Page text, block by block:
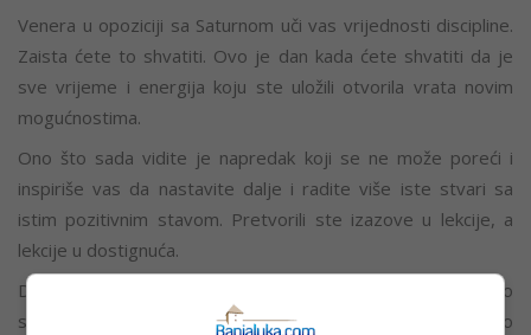
Venera u opoziciji sa Saturnom uči vas vrijednosti discipline.
Zaista ćete to shvatiti. Ovo je dan kada ćete shvatiti da je
sve vrijeme i energija koju ste uložili otvorila vrata novim
mogućnostima.
Ono što sada vidite je napredak koji se ne može poreći i
inspiriše vas da nastavite dalje i radite više iste stvari sa
istim pozitivnim stavom. Pretvorili ste izazove u lekcije, a
lekcije u dostignuća.
Dokazali ste da samopoštovanje i naporan rad vode do
slobode, i na današnji dan tu slobodu osjećate više nego